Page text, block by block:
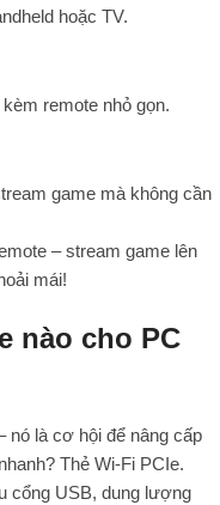
hoặc TV.
remote nhỏ gọn.
game mà không cần
– stream game lên
mái!
nào cho PC
nó là cơ hội để nâng cấp
Thẻ Wi-Fi PCIe.
cổng USB, dung lượng